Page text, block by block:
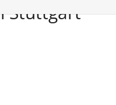
Stuttgart